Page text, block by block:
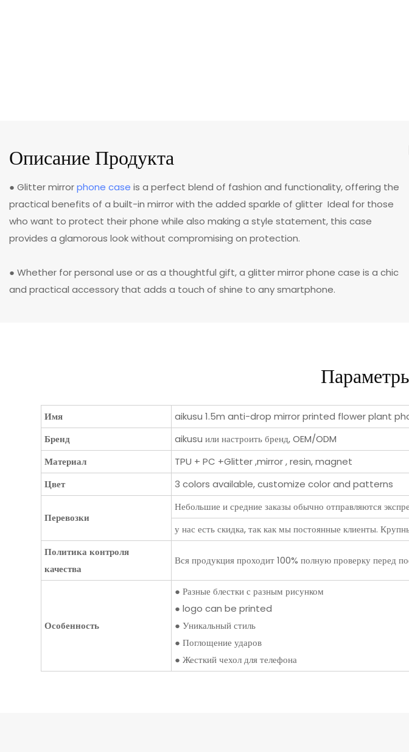
Описание Продукта
● Glitter mirrorphone case is a perfect blend of fashion and functionality, offering the
practical benefits of a built-in mirror with the added sparkle of glitter Ideal for those
who want to protect their phone while also making a style statement, this case
provides a glamorous look without compromising on protection.
● Whether for personal use or as a thoughtful gift, a glitter mirror phone case is a chic
and practical accessory that adds a touch of shine to any smartphone.
Имя
aikusu 1.5m anti-drop mirror printed flower plant
Бренд
aikusu или настроить бренд, OEM/ODM
Материал
TPU + PC +Glitter ,mirror , resin, magnet
Цвет
3 colors available, customize color and patterns
Перевозки
Небольшие и средние заказы обычно отправляются
у нас есть скидка, так как мы постоянные клиенты.
Политика контроля
качества
Вся продукция проходит 100% полную проверку перед
Особенность
● Разные блестки с разным рисунком
● logo can be printed
● Уникальный стиль
● Поглощение ударов
● Жесткий чехол для телефона